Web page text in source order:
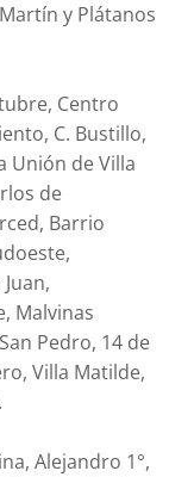
y Plátanos
Centro
C. Bustillo,
Unión de Villa
de
Barrio
Malvinas
Pedro, 14 de
Villa Matilde,
Alejandro 1°,